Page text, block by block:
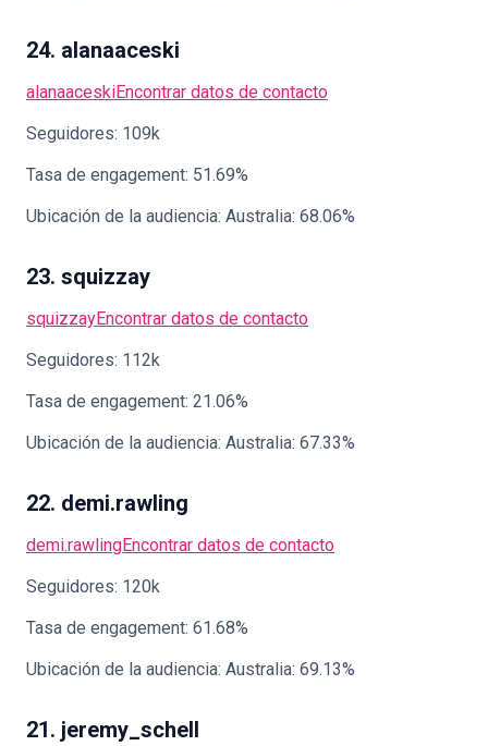
24. alanaaceski
alanaaceskiEncontrar datos de contacto
Seguidores: 109k
Tasa de engagement: 51.69%
Ubicación de la audiencia: Australia: 68.06%
23. squizzay
squizzayEncontrar datos de contacto
Seguidores: 112k
Tasa de engagement: 21.06%
Ubicación de la audiencia: Australia: 67.33%
22. demi.rawling
demi.rawlingEncontrar datos de contacto
Seguidores: 120k
Tasa de engagement: 61.68%
Ubicación de la audiencia: Australia: 69.13%
21. jeremy_schell